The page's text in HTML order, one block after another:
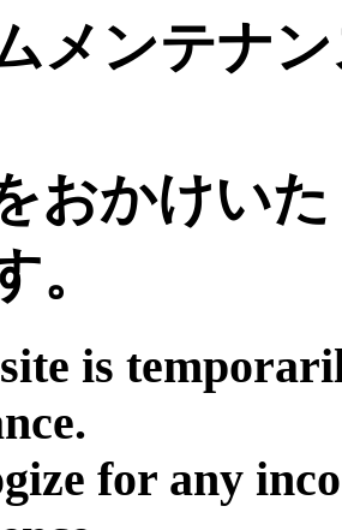
メンテナ
おかけい
。
is
for any